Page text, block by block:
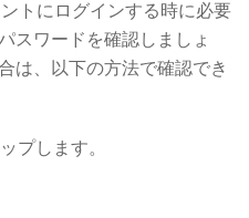
トにログインする時に必要
スワードを確認しましょ
は、以下の方法で確認でき
プします。